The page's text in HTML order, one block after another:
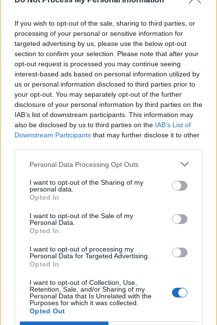
If you wish to opt-out of the sale, sharing to third parties, or
processing of your personal or sensitive information for
targeted advertising by us, please use the below opt-out
section to confirm your selection. Please note that after your
opt-out request is processed you may continue seeing
interest-based ads based on personal information utilized by
us or personal information disclosed to third parties prior to
your opt-out. You may separately opt-out of the further
disclosure of your personal information by third parties on the
IAB’s list of downstream participants. This information may
also be disclosed by us to third parties on the IAB’s List of
Downstream Participants that may further disclose it to other
Personal Data Processing Opt Outs
I want to opt-out of the Sharing of my
personal data.
Opted In
I want to opt-out of the Sale of my
Personal Data.
Opted In
I want to opt-out of processing my
Personal Data for Targeted Advertising.
Opted In
I want to opt-out of Collection, Use,
Retention, Sale, and/or Sharing of my
Personal Data that Is Unrelated with the
Purposes for which it was collected.
Opted Out
Forța Dreptei (L. Orban)
PNȚMM
REPER
SENS
SOS (Șoșoacă)
POT (Gavrilă)
PACE (Peia)
Acțiunea Conservatoare (Târziu)
PNCR (Terheș)
Partidul Patrioților (Surugiu)
FAR (Coarnă)
România pe Primul Loc (Ponta)
Arată rezultatele
Arhiva sondajelor